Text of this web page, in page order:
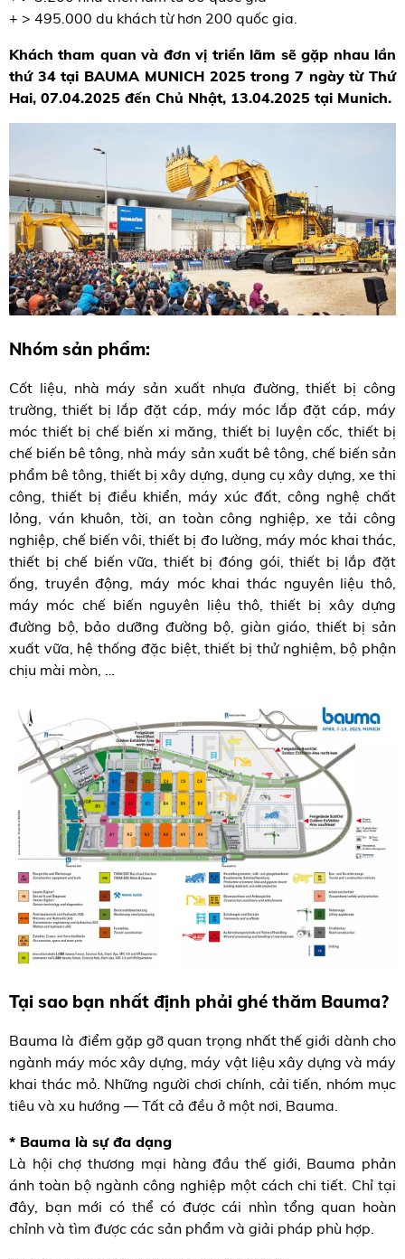
+ > 495.000 du khách từ hơn 200 quốc gia.
Khách tham quan và đơn vị triển lãm sẽ gặp nhau lần
thứ 34 tại BAUMA MUNICH 2025 trong 7 ngày từ Thứ
Hai, 07.04.2025 đến Chủ Nhật, 13.04.2025 tại Munich.
Nhóm sản phẩm:
Cốt liệu, nhà máy sản xuất nhựa đường, thiết bị công
trường, thiết bị lắp đặt cáp, máy móc lắp đặt cáp, máy
móc thiết bị chế biến xi măng, thiết bị luyện cốc, thiết bị
chế biến bê tông, nhà máy sản xuất bê tông, chế biến sản
phẩm bê tông, thiết bị xây dựng, dụng cụ xây dựng, xe thi
công, thiết bị điều khiển, máy xúc đất, công nghệ chất
lỏng, ván khuôn, tời, an toàn công nghiệp, xe tải công
nghiệp, chế biến vôi, thiết bị đo lường, máy móc khai thác,
thiết bị chế biến vữa, thiết bị đóng gói, thiết bị lắp đặt
ống, truyền động, máy móc khai thác nguyên liệu thô,
máy móc chế biến nguyên liệu thô, thiết bị xây dựng
đường bộ, bảo dưỡng đường bộ, giàn giáo, thiết bị sản
xuất vữa, hệ thống đặc biệt, thiết bị thử nghiệm, bộ phận
chịu mài mòn, …
Tại sao bạn nhất định phải ghé thăm Bauma?
Bauma là điểm gặp gỡ quan trọng nhất thế giới dành cho
ngành máy móc xây dựng, máy vật liệu xây dựng và máy
khai thác mỏ. Những người chơi chính, cải tiến, nhóm mục
tiêu và xu hướng — Tất cả đều ở một nơi, Bauma.
* Bauma là sự đa dạng
Là hội chợ thương mại hàng đầu thế giới, Bauma phản
ánh toàn bộ ngành công nghiệp một cách chi tiết. Chỉ tại
đây, bạn mới có thể có được cái nhìn tổng quan hoàn
chỉnh và tìm được các sản phẩm và giải pháp phù hợp.